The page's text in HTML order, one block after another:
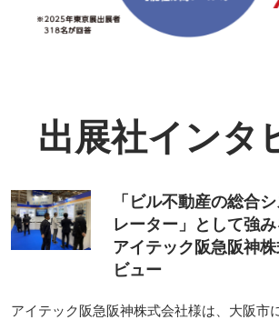
出展社インタ
「ビル不動産の総合
レーター」として強み
アイテック阪急阪神
ビュー
アイテック阪急阪神株式会社様は、大阪市